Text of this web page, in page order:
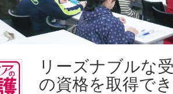
駅・路線か
通信講座を
リーズナブルな
の資格を取得で